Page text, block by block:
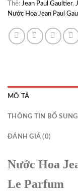
Thẻ: Jean Paul Gaultier,
Nước Hoa Jean Paul
MÔ TẢ
THÔNG TIN BỔ SUNG
ĐÁNH GIÁ (0)
Nước Hoa
Le Parfum